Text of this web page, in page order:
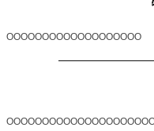
OOOOOOOOOOOOOOOOOOO